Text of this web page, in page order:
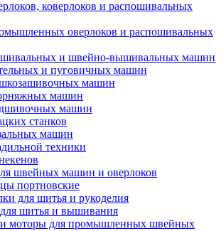
коверлоков и распошивальных
оверлоков и распошивальных
и швейно-вышивальных машин
и пуговичных машин
машин
машин
машин
станков
машин
техники
швейных машин и оверлоков
портновские
для шитья и рукоделия
шитья и вышивания
моторы для промышленных швейных